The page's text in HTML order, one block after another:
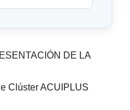
DE LA
Clúster ACUIPLUS